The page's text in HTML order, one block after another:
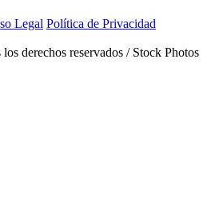
Legal Política de Privacidad
derechos reservados / Stock Photos